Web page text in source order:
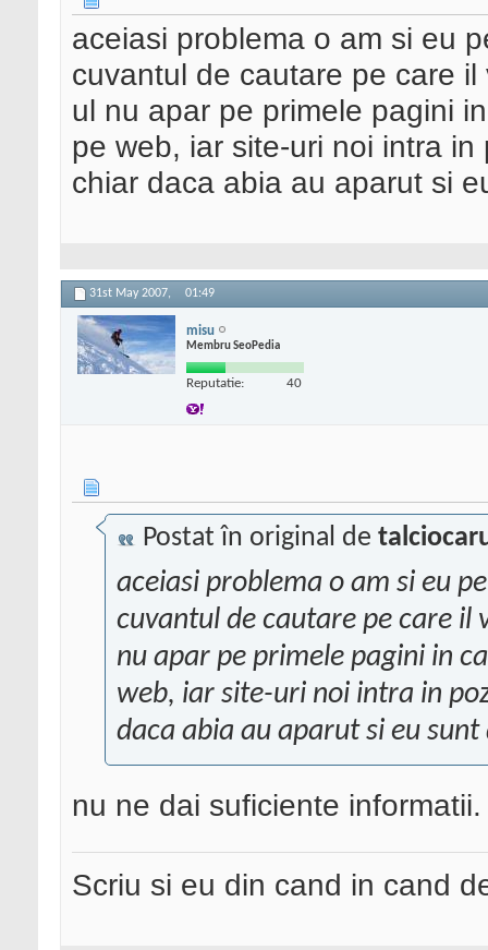
aceiasi problema o am si eu
cuvantul de cautare pe care
ul nu apar pe primele pagini
pe web, iar site-uri noi intra
chiar daca abia au aparut si
31st May 2007, 01:49
misu
Membru SeoPedia
Reputatie: 40
Postat în original de
aceiasi problema o am si eu
cuvantul de cautare pe care il
nu apar pe primele pagini in
web, iar site-uri noi intra in
daca abia au aparut si eu
nu ne dai suficiente
Scriu si eu din cand in cand